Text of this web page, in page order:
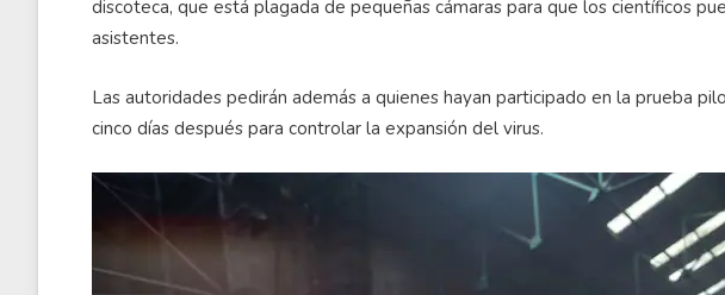
discoteca, que está plagada de pequeñas cámaras para que los científicos
asistentes.
Las autoridades pedirán además a quienes hayan participado en la prueba
cinco días después para controlar la expansión del virus.